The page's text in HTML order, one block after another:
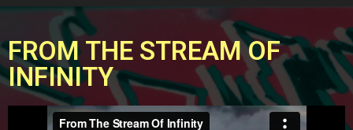
FROM THE STREAM OF
INFINITY